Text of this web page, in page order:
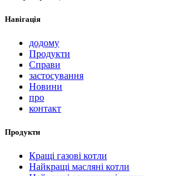
Навігація
додому
Продукти
Справи
застосування
Новини
про
контакт
Продукти
Кращі газові котли
Найкращі масляні котли